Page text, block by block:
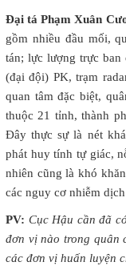
Đại tá Phạm Xuân
gồm nhiều đầu mối,
tán; lực lượng trực ban
(đại đội) PK, trạm
quan tâm đặc biệt,
thuộc 21 tỉnh, thành
Đây thực sự là nét
phát huy tính tự giác,
nhiên cũng là khó
các nguy cơ nhiễm
PV: Cục Hậu cần đã
đơn vị nào trong quân
các đơn vị huấn luyện